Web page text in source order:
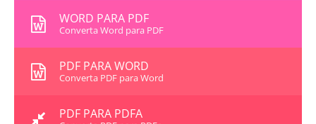
WORD PARA PDF
Converta Word para PDF
PDF PARA WORD
Converta PDF para Word
PDF PARA PDFA